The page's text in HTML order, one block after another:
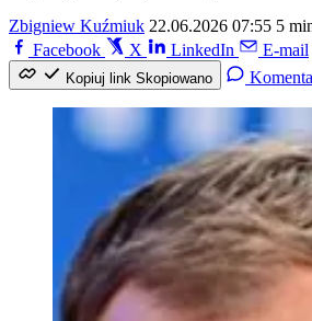
Zbigniew Kuźmiuk 22.06.2026 07:55 5
Facebook
X LinkedIn E-mail
Kopiuj link Skopiowano